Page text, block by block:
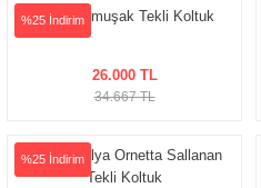
%25 İndirim
Fendi Yumuşak Tekli Koltuk
26.000 TL
34.667 TL
%25 İndirim
Tarz Mobilya Ornetta Sallanan
Tekli Koltuk